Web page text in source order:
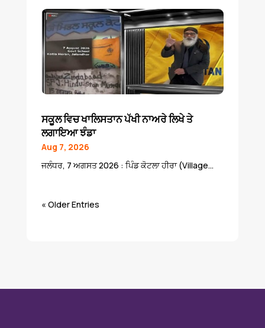
ਸਕੂਲ ਵਿਚ ਖਾਲਿਸਤਾਨ ਪੱਖੀ ਨਾਅਰੇ ਲਿਖੇ ਤੇ
ਲਗਾਇਆ ਝੰਡਾ
Aug 7, 2026
ਜਲੰਧਰ, 7 ਅਗਸਤ 2026 : ਪਿੰਡ ਕੋਟਲਾ ਹੀਰਾ (Village...
« Older Entries